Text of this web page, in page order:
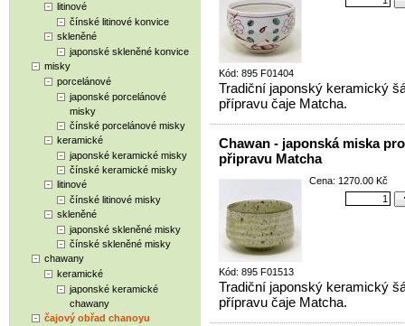
litinové
čínské litinové konvice
skleněné
japonské skleněné konvice
misky
porcelánové
japonské porcelánové
misky
čínské porcelánové misky
keramické
japonské keramické misky
čínské keramické misky
litinové
čínské litinové misky
skleněné
japonské skleněné misky
čínské skleněné misky
chawany
keramické
japonské keramické
chawany
čajový obřad chanoyu
Kód: 895 F01404
Tradiční japonský keramický
přípravu čaje Matcha.
Chawan - japonská miska pro
připravu Matcha
Kód: 895 F01513
Cena: 1270.00 Kč
Tradiční japonský keramický
přípravu čaje Matcha.